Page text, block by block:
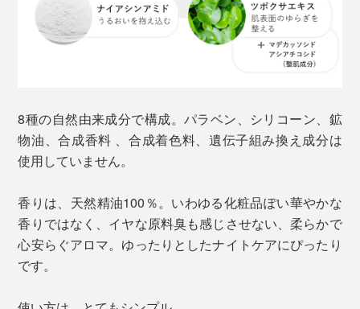
8種の自然由来成分で構成。パラベン、シリコーン、鉱
物油、合成香料 、合成着色料、遺伝子組み換え成分は
使用していません。
香りは、天然精油100％。いわゆる化粧品ぽい華やかな
香りではなく、イヤな原料臭も感じさせない、柔らかで
心安らぐアロマ。ゆったりとしたナイトケアにぴったり
です。